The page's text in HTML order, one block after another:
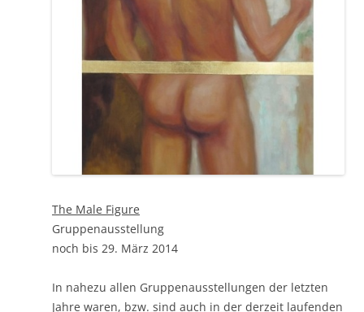
The Male Figure
Gruppenausstellung
noch bis 29. März 2014
In nahezu allen Gruppenausstellungen der letzten
Jahre waren, bzw. sind auch in der derzeit laufenden